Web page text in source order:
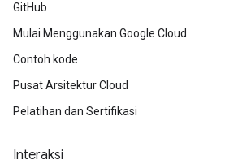
GitHub
Mulai Menggunakan Google Cloud
Contoh kode
Pusat Arsitektur Cloud
Pelatihan dan Sertifikasi
Interaksi